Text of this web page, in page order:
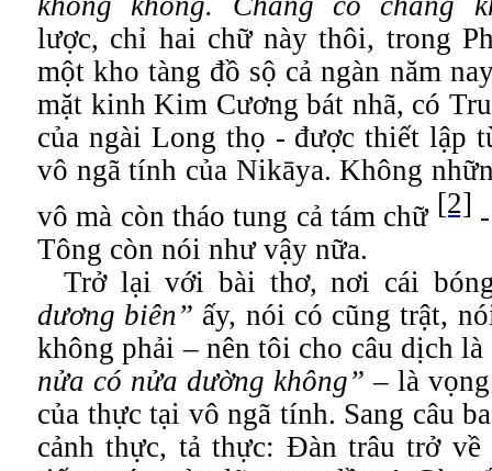
lược, chỉ hai chữ này thôi, trong
một kho tàng đồ sộ cả ngàn năm
mặt kinh Kim Cương bát nhã, có
của ngài Long thọ - được thiết lập
vô ngã tính của Nikāya. Không
vô mà còn tháo tung cả tám chữ [2]
Tông còn nói như vậy nữa.
Trở lại với bài thơ, nơi cái
dương biên” ấy, nói có cũng trật,
không phải – nên tôi cho câu dịch là
nửa có nửa dường không” – là
của thực tại vô ngã tính. Sang câu
cảnh thực, tả thực: Đàn trâu trở về